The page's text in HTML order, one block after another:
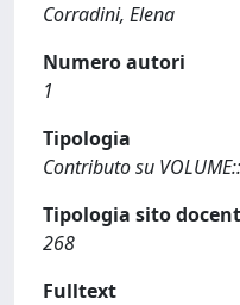
Corradini, Elena
Numero autori
1
Tipologia
Contributo su
Tipologia sito
268
Fulltext